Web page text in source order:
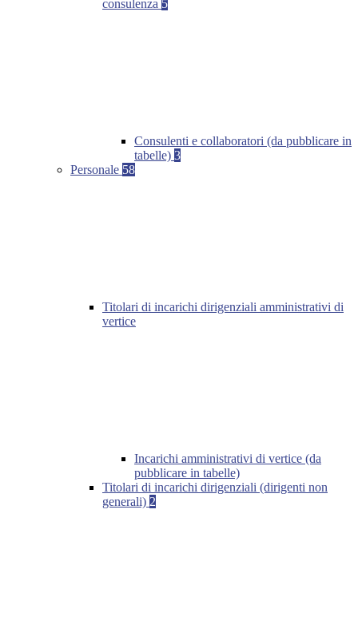
consulenza 5
Consulenti e collaboratori (da pubblicare in
tabelle) 3
Personale 58
Titolari di incarichi dirigenziali amministrativi di
vertice
Incarichi amministrativi di vertice (da
pubblicare in tabelle)
Titolari di incarichi dirigenziali (dirigenti non
generali) 2